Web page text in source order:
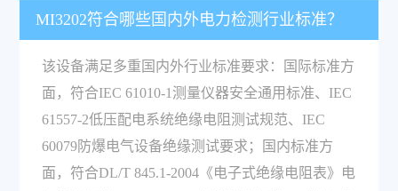
MI3202符合哪些国内外电力检测行业标准？
该设备满足多重国内外行业标准要求：国际标准方
面，符合IEC 61010-1测量仪器安全通用标准、IEC
61557-2低压配电系统绝缘电阻测试规范、IEC
60079防爆电气设备绝缘测试要求；国内标准方
面，符合DL/T 845.1-2004《电子式绝缘电阻表》电